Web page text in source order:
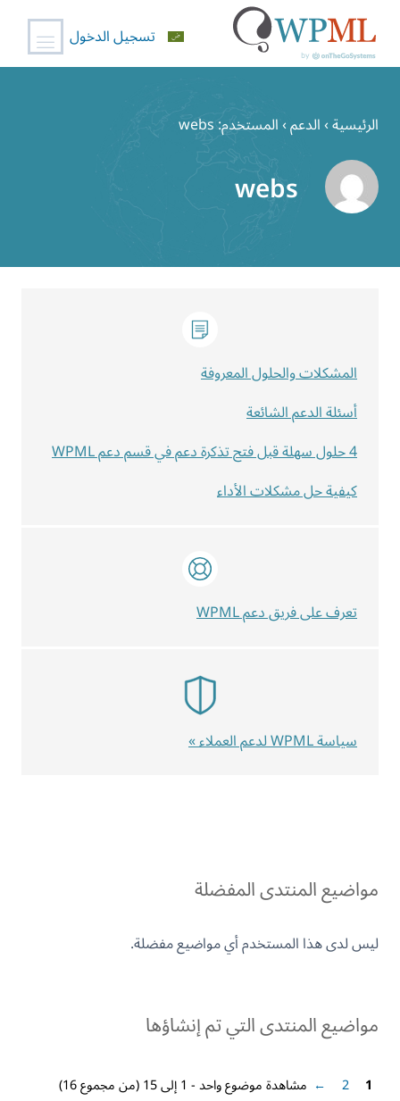
المحتوى
تسجيل الدخول
الرئيسية›الدعم›المستخدم: webs
webs
مواضيع المنتدى المفضلة
ليس لدى هذا المستخدم أي مواضيع مفضلة.
مواضيع المنتدى التي تم إنشاؤها
مشاهدة موضوع واحد - 1 إلى 15 (من مجموع 16) 1
2
←
المشكلات والحلول المعروفة
أسئلة الدعم الشائعة
4 حلول سهلة قبل فتح تذكرة دعم في قسم دعم WPML
كيفية حل مشكلات الأداء
تعرف على فريق دعم WPML
سياسة WPML لدعم العملاء »